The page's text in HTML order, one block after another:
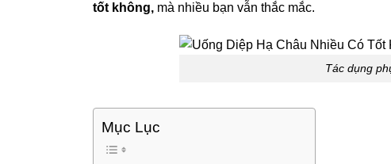
tốt không, mà nhiều bạn vẫn thắc mắc.
Tác dụng
Mục Lục